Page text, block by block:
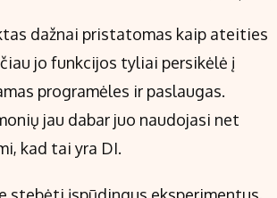
dažnai pristatomas kaip ateities
jo funkcijos tyliai persikėlė į
programėles ir paslaugas.
jau dabar juo naudojasi net
kad tai yra DI.
stebėti įspūdingus eksperimentus,